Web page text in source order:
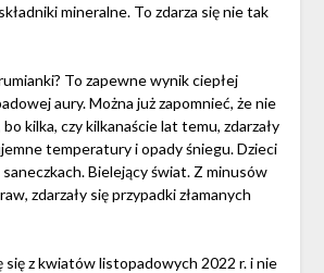
mineralne. To zdarza się nie tak
To zapewne wynik ciepłej
aury. Można już zapomnieć, że nie
kilka, czy kilkanaście lat temu, zdarzały
temperatury i opady śniegu. Dzieci
saneczkach. Bielejący świat. Z minusów
zdarzały się przypadki złamanych
się z kwiatów listopadowych 2022 r. i nie